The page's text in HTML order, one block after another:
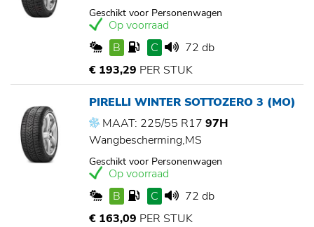
Geschikt voor Personenwagen
Op voorraad
B
C
72 db
€ 193,29 PER STUK
PIRELLI WINTER SOTTOZERO 3 (MO)
MAAT: 225/55 R17 97H
Wangbescherming,MS
Geschikt voor Personenwagen
Op voorraad
B
C
72 db
€ 163,09 PER STUK